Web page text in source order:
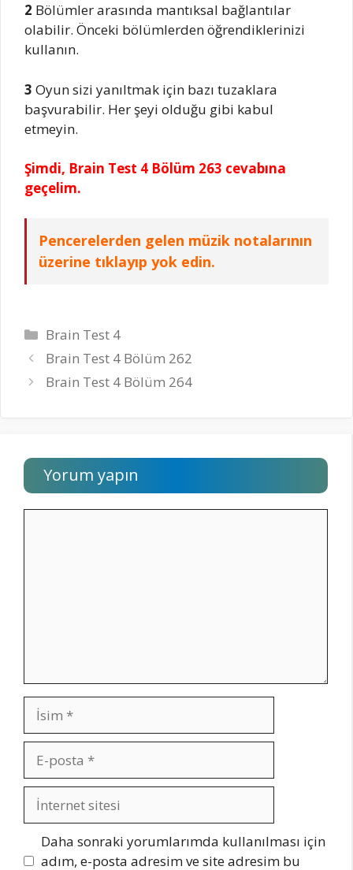
2 Bölümler arasında mantıksal bağlantılar
olabilir. Önceki bölümlerden öğrendiklerinizi
kullanın.
3 Oyun sizi yanıltmak için bazı tuzaklara
başvurabilir. Her şeyi olduğu gibi kabul
etmeyin.
Şimdi, Brain Test 4 Bölüm 263 cevabına
geçelim.
Pencerelerden gelen müzik notalarının
üzerine tıklayıp yok edin.
Kategoriler
Brain Test 4
Brain Test 4 Bölüm 262
Brain Test 4 Bölüm 264
Yorum yapın
İsim
posta
İnternet
sitesi
Daha sonraki yorumlarımda kullanılması için
adım, e-posta adresim ve site adresim bu